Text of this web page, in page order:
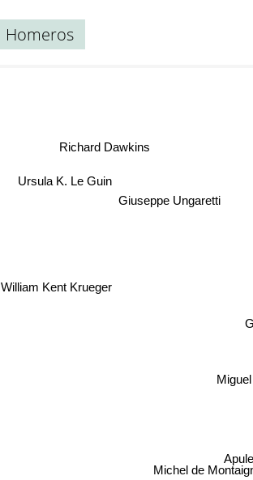
Homeros
Michel de Montaigne
Giuseppe Ungaretti
William Kent Krueger
Richard Dawkins
Ursula K. Le Guin